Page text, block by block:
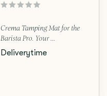
Crema Tamping Mat for the
Barista Pro. Your ...
Deliverytime